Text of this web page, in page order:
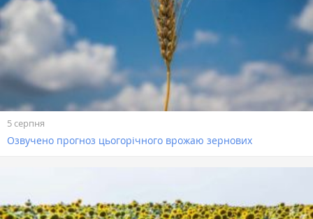
5 серпня
Озвучено прогноз цьогорічного врожаю зернових